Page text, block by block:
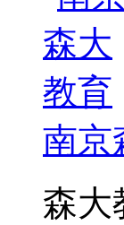
南京
森大